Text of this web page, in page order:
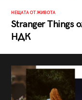
НЕЩАТА ОТ ЖИВОТА
Stranger Things
НДК